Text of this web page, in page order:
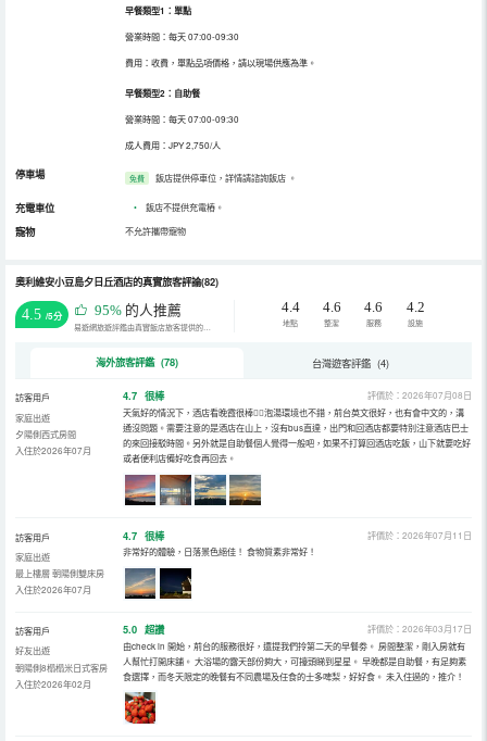
早餐類型1：單點
營業時間：每天 07:00-09:30
費用：收費，單點品項價格，請以現場供應為準。
早餐類型2：自助餐
營業時間：每天 07:00-09:30
成人費用：JPY 2,750/人
停車場 免費 飯店提供停車位，詳情請諮詢飯店 。
充電車位 • 飯店不提供充電樁。
寵物 不允許攜帶寵物
奧利維安小豆島夕日丘酒店的真實旅客評論(82)
4.5 /5分 95% 的人推薦
易遊網旅遊評鑑由真實飯店旅客提供的評鑑。
4.4
地點
4.6
整潔
4.6
服務
4.2
設施
海外旅客評鑑 (78) 台灣遊客評鑑 (4)
訪客用戶
家庭出遊
夕陽側西式房間
入住於2026年07月
4.7 很棒
評價於：2026年07月08日
天氣好的情況下，酒店看晚霞很棒👍🏻泡湯環境也不錯，前台英文很好，也有會中文的，溝
通沒問題。需要注意的是酒店在山上，沒有bus直達，出門和回酒店都要特別注意酒店巴士
的來回接駁時間。另外就是自助餐個人覺得一般吧，如果不打算回酒店吃飯，山下就要吃好
或者便利店備好吃食再回去。
訪客用戶
家庭出遊
最上樓層 朝陽側雙床房
入住於2026年07月
4.7 很棒
評價於：2026年07月11日
非常好的體驗，日落景色絕佳！ 食物質素非常好！
訪客用戶
好友出遊
朝陽側8榻榻米日式客房
入住於2026年02月
5.0 超讚
評價於：2026年03月17日
由check in 開始，前台的服務很好，還提我們拎第二天的早餐劵。 房間整潔，剛入房就有
人幫忙打開床舖。 大浴場的露天部份夠大，可擡頭睇到星星。 早晚都是自助餐，有足夠素
食選擇，而冬天限定的晚餐有不同農場及任食的士多啤梨，好好食。 未入住過的，推介！